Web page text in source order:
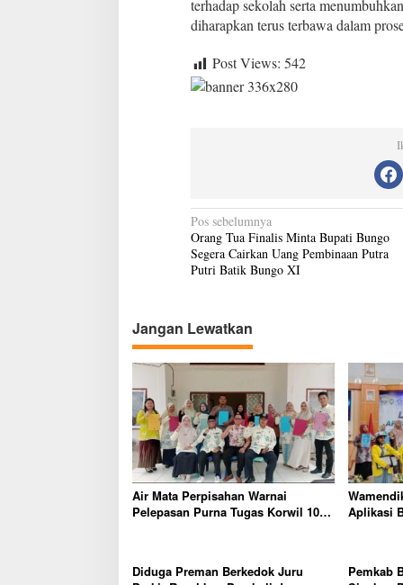
terhadap sekolah serta
diharapkan terus terbawa dalam
Post Views: 542
N
a
v
g
a
s
i
p
o
s
Pos sebelumnya
Orang Tua Finalis Minta Bupati Bungo
Segera Cairkan Uang Pembinaan Putra
Putri Batik Bungo XI
Jangan Lewatkan
Air Mata Perpisahan Warnai
Pelepasan Purna Tugas Korwil 10
Aplikasi
Diduga Preman Berkedok Juru
Pemkab